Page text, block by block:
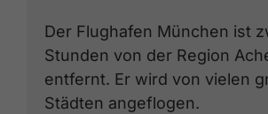
Der Flughafen München ist
Stunden von der Region
entfernt. Er wird von vielen
Städten angeflogen.